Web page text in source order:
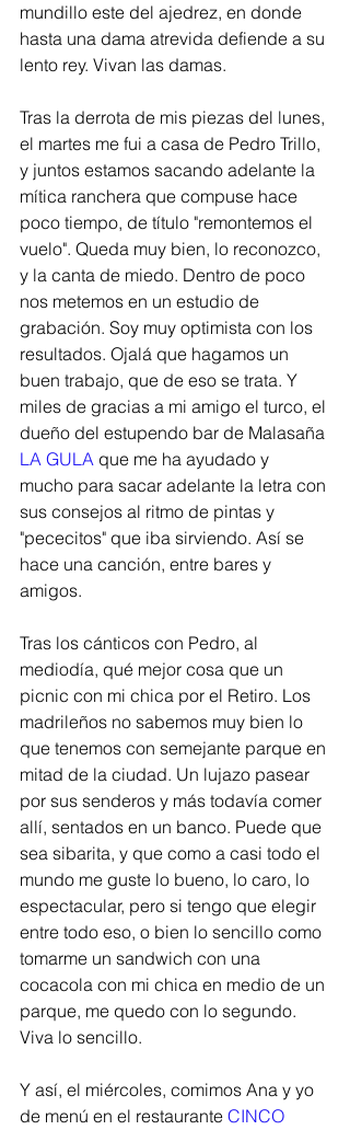
mundillo este del ajedrez, en donde
hasta una dama atrevida defiende a su
lento rey. Vivan las damas.
Tras la derrota de mis piezas del lunes,
el martes me fui a casa de Pedro Trillo,
y juntos estamos sacando adelante la
mítica ranchera que compuse hace
poco tiempo, de título "remontemos el
vuelo". Queda muy bien, lo reconozco,
y la canta de miedo. Dentro de poco
nos metemos en un estudio de
grabación. Soy muy optimista con los
resultados. Ojalá que hagamos un
buen trabajo, que de eso se trata. Y
miles de gracias a mi amigo el turco, el
dueño del estupendo bar de Malasaña
LA GULA que me ha ayudado y
mucho para sacar adelante la letra con
sus consejos al ritmo de pintas y
"pececitos" que iba sirviendo. Así se
hace una canción, entre bares y
amigos.
Tras los cánticos con Pedro, al
mediodía, qué mejor cosa que un
picnic con mi chica por el Retiro. Los
madrileños no sabemos muy bien lo
que tenemos con semejante parque en
mitad de la ciudad. Un lujazo pasear
por sus senderos y más todavía comer
allí, sentados en un banco. Puede que
sea sibarita, y que como a casi todo el
mundo me guste lo bueno, lo caro, lo
espectacular, pero si tengo que elegir
entre todo eso, o bien lo sencillo como
tomarme un sandwich con una
cocacola con mi chica en medio de un
parque, me quedo con lo segundo.
Viva lo sencillo.
Y así, el miércoles, comimos Ana y yo
de menú en el restaurante CINCO